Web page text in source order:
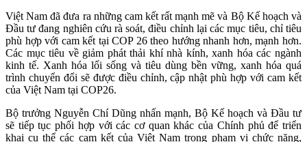
Việt Nam đã đưa ra những cam kết rất mạnh mẽ và Bộ Kế hoạch và
Đầu tư đang nghiên cứu rà soát, điều chỉnh lại các mục tiêu, chỉ tiêu
phù hợp với cam kết tại COP 26 theo hướng nhanh hơn, mạnh hơn.
Các mục tiêu về giảm phát thải khí nhà kính, xanh hóa các ngành
kinh tế. Xanh hóa lối sống và tiêu dùng bền vững, xanh hóa quá
trình chuyển đổi sẽ được điều chỉnh, cập nhật phù hợp với cam kết
của Việt Nam tại COP26.
Bộ trưởng Nguyễn Chí Dũng nhấn mạnh, Bộ Kế hoạch và Đầu tư
sẽ tiếp tục phối hợp với các cơ quan khác của Chính phủ để triển
khai cụ thể các cam kết của Việt Nam trong phạm vi chức năng,